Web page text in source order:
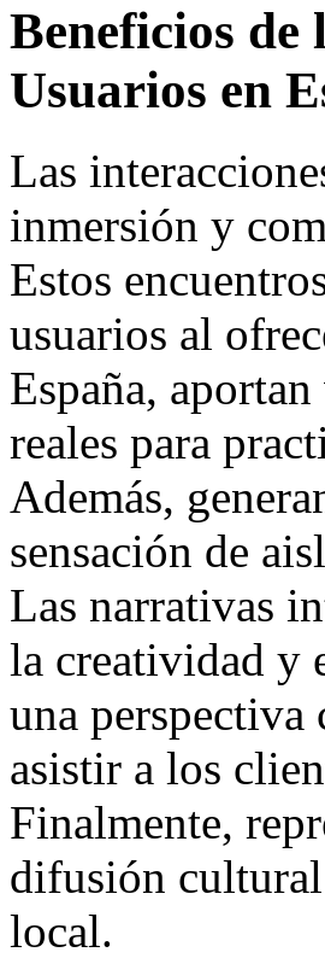
Beneficios de
Usuarios en
Las
inmersión y
Estos
usuarios al
España,
reales para
Además,
sensación de
Las narrativas
la creatividad y
una perspectiva
asistir a los
Finalmente,
difusión
local.